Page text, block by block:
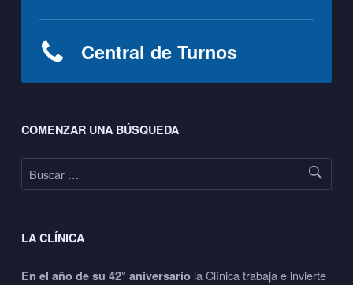
Central de Turnos
COMENZAR UNA BÚSQUEDA
Buscar:
LA CLÍNICA
En el año de su 42° aniversario la Clínica trabaja e invierte